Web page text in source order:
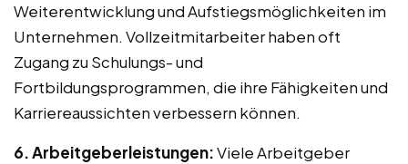
Weiterentwicklung und Aufstiegsmöglichkeiten im
Unternehmen. Vollzeitmitarbeiter haben oft
Zugang zu Schulungs- und
Fortbildungsprogrammen, die ihre Fähigkeiten und
Karriereaussichten verbessern können.
6. Arbeitgeberleistungen:Viele Arbeitgeber